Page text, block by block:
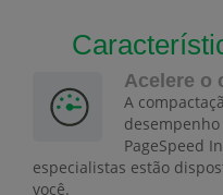
Acelere o
A
PageSpeed
especialistas estão
você.